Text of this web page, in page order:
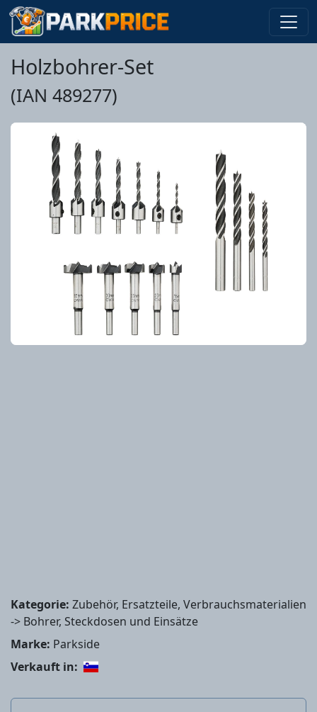
Holzbohrer-Set
(IAN 489277)
Kategorie: Zubehör, Ersatzteile, Verbrauchsmaterialien
-> Bohrer, Steckdosen und Einsätze
Marke: Parkside
Verkauft in: